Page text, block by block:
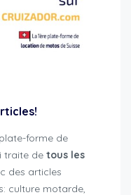
forme de
traite de tous les
des articles
culture motarde,